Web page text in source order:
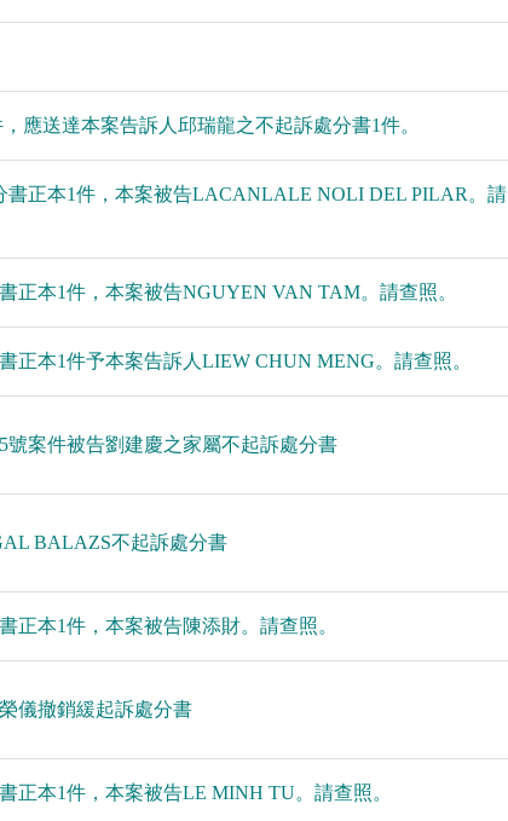
應送達本案告訴人邱瑞龍之不起訴處分書1件。
書正本1件，本案被告LACANLALE NOLI DEL PILAR。請
正本1件，本案被告NGUYEN VAN TAM。請查照。
正本1件予本案告訴人LIEW CHUN MENG。請查照。
號案件被告劉建慶之家屬不起訴處分書
BALAZS不起訴處分書
正本1件，本案被告陳添財。請查照。
儀撤銷緩起訴處分書
正本1件，本案被告LE MINH TU。請查照。